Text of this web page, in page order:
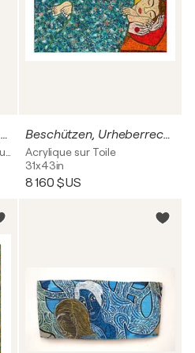
Altentann nach Thomas Bernhard, Urheberrecht Katharina Kretschmer, Verkauf als Gesamten THOMAS BERNHARD Zyklus Beschützen, Urheberrecht Katharina Kretschmer
Acrylique sur Toile
31x43in
8 160 $US